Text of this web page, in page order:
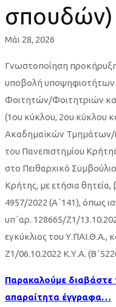
κύκλων
σπουδών)
σπουδών)
Μάι 28, 2026
Γνωστοποίηση
υποβολή υποψηφιοτήτων
Φοιτητών/Φοιτητριών
(1ου κύκλου, 2ου κύκλου
Ακαδημαϊκών Τμημάτων/
του Πανεπιστημίου
στο Πειθαρχικό
Κρήτης, με ετήσια
4957/2022 (Α΄141), όπως
υπ΄αρ. 128665/Ζ1/
εγκύκλιος του Υ.ΠΑΙ.Θ.Α.,
Ζ1/06.10.2022 Κ.Υ.Α.
Παρακαλούμε διαβάστε
απαραίτητα έγγραφα…